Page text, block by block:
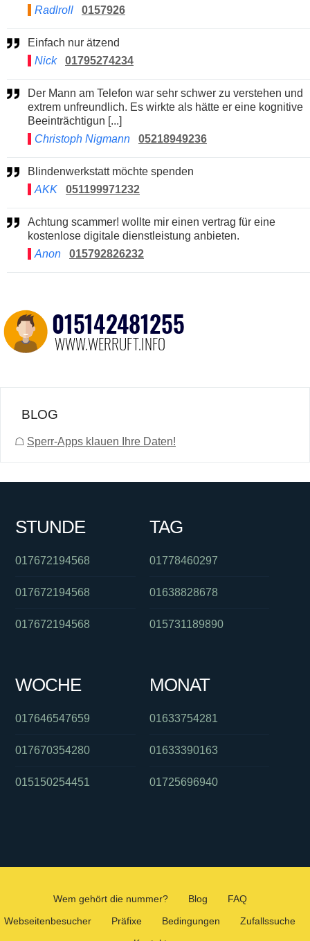
Radlroll
0157926
Einfach nur ätzend
Nick
01795274234
Der Mann am Telefon war sehr schwer zu verstehen und
extrem unfreundlich. Es wirkte als hätte er eine kognitive
Beeinträchtigun [...]
Christoph Nigmann
05218949236
Blindenwerkstatt möchte spenden
AKK
051199971232
Achtung scammer! wollte mir einen vertrag für eine
kostenlose digitale dienstleistung anbieten.
Anon
015792826232
BLOG
☖ Sperr-Apps klauen Ihre Daten!
STUNDE
017672194568
017672194568
017672194568
TAG
01778460297
01638828678
015731189890
WOCHE
017646547659
017670354280
015150254451
MONAT
01633754281
01633390163
01725696940
Wem gehört die nummer? Blog
FAQ
Webseitenbesucher
Präfixe Bedingungen
Zufallssuche